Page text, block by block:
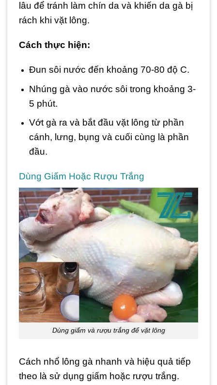
lâu để tránh làm chín da và khiến da gà bị
rách khi vặt lông.
Cách thực hiện:
Đun sôi nước đến khoảng 70-80 độ C.
Nhúng gà vào nước sôi trong khoảng 3-
5 phút.
Vớt gà ra và bắt đầu vặt lông từ phần
cánh, lưng, bụng và cuối cùng là phần
đầu.
Dùng Giấm Hoặc Rượu Trắng
Dùng giấm và rượu trắng để vặt lông
Cách nhổ lông gà nhanh và hiệu quả tiếp
theo là sử dụng giấm hoặc rượu trắng.